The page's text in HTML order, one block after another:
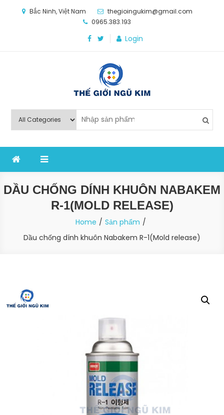
Bắc Ninh, Việt Nam
thegioingukim@gmail.com
0965.383.193
Login
Thế Giới Ngũ Kim
nghiệp sản xuất
DẦU CHỐNG DÍNH KHUÔN NABAKEM
R-1(MOLD RELEASE)
Home
Sản phẩm
Dầu chống dính khuôn Nabakem R-1(Mold release)